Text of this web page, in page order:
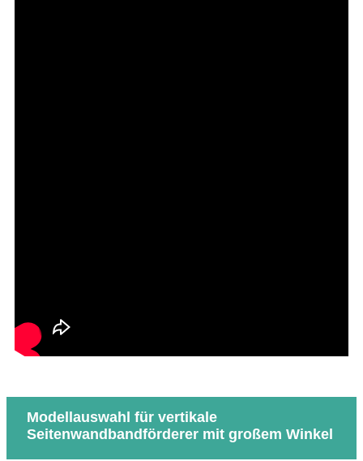
Modellauswahl für vertikale
Seitenwandbandförderer mit großem Winkel